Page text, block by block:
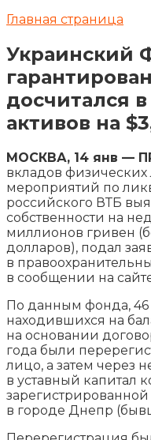
Главная страница
Украинский
досчитался
активов на
МОСКВА, 14 янв —
вкладов
мероприятий по
российского ВТБ
собственности на
миллионов гривен
долларов), подал
в
в сообщении на
По данным фонда,
находившихся на
на основании
года были
лицо, а затем через
в уставный капитал
в городе Днепр